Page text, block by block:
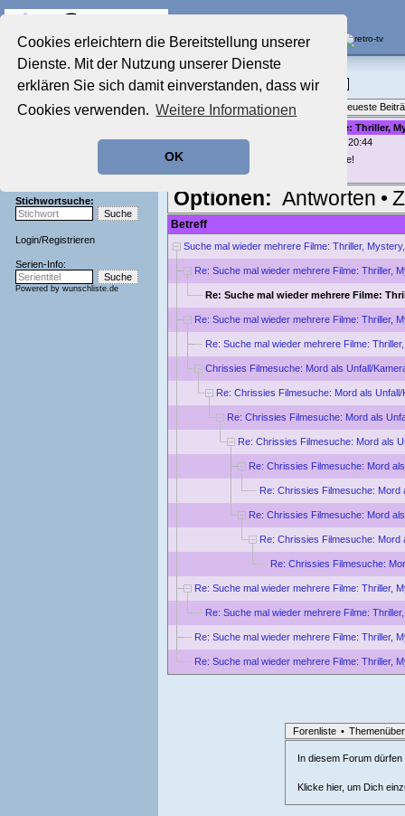
Cookies erleichtern die Bereitstellung unserer
Dienste. Mit der Nutzung unserer Dienste
erklären Sie sich damit einverstanden, dass wir
Cookies verwenden. Weitere Informationen
OK
Startseite
Aktuelles Forum
Film-Forum
Zeichentrick-Forum
Stichwortsuche:
Login/Registrieren
Serien-Info:
Powered by wunschliste.de
Film-Forum
Filme im Kino, Fernsehen & auf DVD
Themenübersicht • Neues Thema
Neueste
Re: Suche mal wieder mehrere Filme: Thriller,
geschrieben von:
, 07.03.23 20:44
Ja, der ist es, vielen Dank für deine Hilfe!
Optionen: Antworten •
Betreff
Suche mal wieder mehrere Filme: Thriller,
Re: Suche mal wieder mehrere Filme: Thriller,
Re: Suche mal wieder mehrere Filme:
Re: Suche mal wieder mehrere Filme: Thriller,
Re: Suche mal wieder mehrere Filme:
Chrissies Filmesuche: Mord als Unfall/
Re: Chrissies Filmesuche: Mord als Unfall/
Re: Chrissies Filmesuche: Mord als
Re: Chrissies Filmesuche: Mord als
Re: Chrissies Filmesuche: Mord
Re: Chrissies Filmesuche: Mord
Re: Chrissies Filmesuche: Mord
Re: Chrissies Filmesuche: Mord
Re: Chrissies Filmesuche:
Re: Suche mal wieder mehrere Filme: Thriller,
Re: Suche mal wieder mehrere Filme:
Re: Suche mal wieder mehrere Filme: Thriller,
Re: Suche mal wieder mehrere Filme: Thriller,
Forenliste •
In diesem Forum
Klicke hier, um Dich